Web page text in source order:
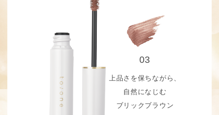
03
上品さを保ちながら、
自然になじむ
ブリックブラウン